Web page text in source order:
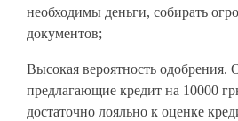
необходимы деньги, собирать
документов;
Высокая вероятность одобрения.
предлагающие кредит на 10000
достаточно лояльно к оценке